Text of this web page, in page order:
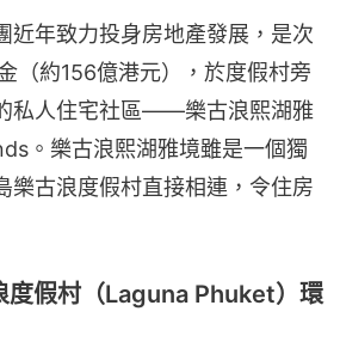
近年致力投身房地產發展，是次
（約156億港元），於度假村旁
私人住宅社區——樂古浪熙湖雅
。樂古浪熙湖雅境雖是一個獨
樂古浪度假村直接相連，令住房
度假村（Laguna Phuket）環